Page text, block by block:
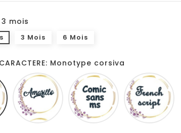
3 mois
3 Mois 6 Mois
CARACTERE: Monotype corsiva
Monotype
corsiva
Amarillo
Comic
sans
ms